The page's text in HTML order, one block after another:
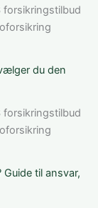
forsikringstilbud
du den
forsikringstilbud
til ansvar,